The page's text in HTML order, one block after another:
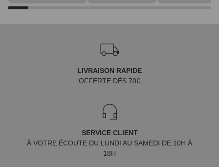
LIVRAISON RAPIDE
OFFERTE DÈS 70€
SERVICE CLIENT
À VOTRE ÉCOUTE DU LUNDI AU SAMEDI DE 10H À
18H